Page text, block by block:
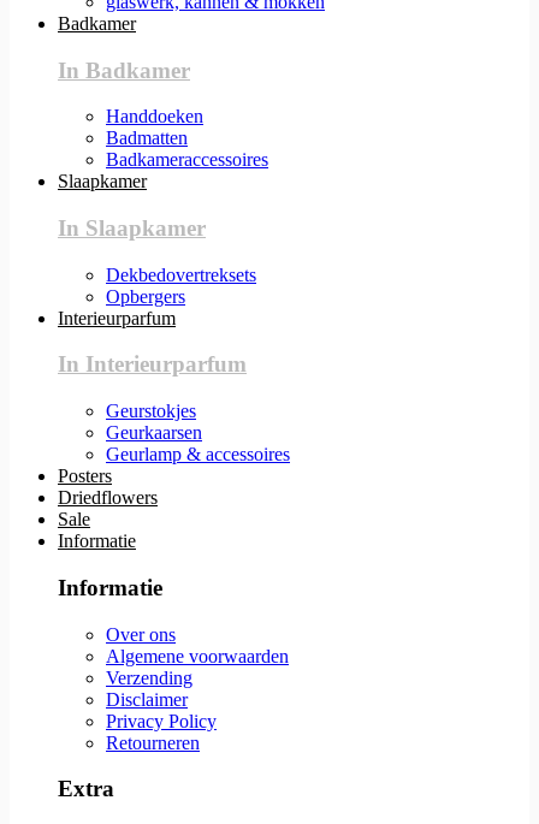
Badkamer
In Badkamer
Handdoeken
Badmatten
Badkameraccessoires
Slaapkamer
In Slaapkamer
Dekbedovertreksets
Opbergers
Interieurparfum
In Interieurparfum
Geurstokjes
Geurkaarsen
Geurlamp & accessoires
Posters
Driedflowers
Sale
Informatie
Informatie
Over ons
Algemene voorwaarden
Verzending
Disclaimer
Privacy Policy
Retourneren
Extra